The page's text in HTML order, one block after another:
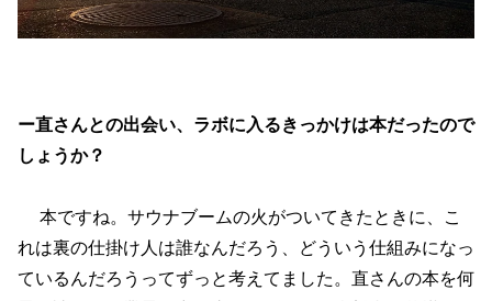
ー直さんとの出会い、ラボに入るきっかけは本だったので
しょうか？
本ですね。サウナブームの火がついてきたときに、こ
れは裏の仕掛け人は誰なんだろう、どういう仕組みになっ
ているんだろうってずっと考えてました。直さんの本を何